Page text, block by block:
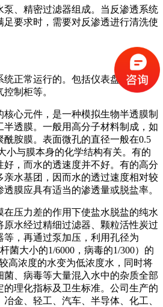
泵、精密过滤器组成。当反渗透系统
足要求时，需要对反渗透进行清洗使
统正常运行的。包括仪表盘、控制
制柜等。
心元件，是一种模拟生物半透膜制
半透膜。一般用高分子材料制成，如
胺膜。表面微孔的直径一般在0.5
小与膜本身的化学结构有关。有的
，而水的透速度并不好。有的高分
亲水基团，因而水的透过速度相对较
膜应具有适当的渗透量或脱盐率。
在压力差的作用下使盐水脱盐的纯水
水经过精细过滤器、颗粒活性炭过
，再通过泵加压，利用孔径为
菌大小的1/6000，病毒的1/300）的
高浓度的水变为低浓度水，同时将
菌、病毒等大量混入水中的杂质全部
的理化指标及卫生标准。公司生产的
金、轻工、汽车、半导体、化工、